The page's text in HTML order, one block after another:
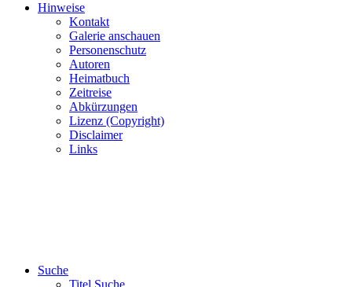
Hinweise
Kontakt
Galerie anschauen
Personenschutz
Autoren
Heimatbuch
Zeitreise
Abkürzungen
Lizenz (Copyright)
Disclaimer
Links
Suche
Titel Suche